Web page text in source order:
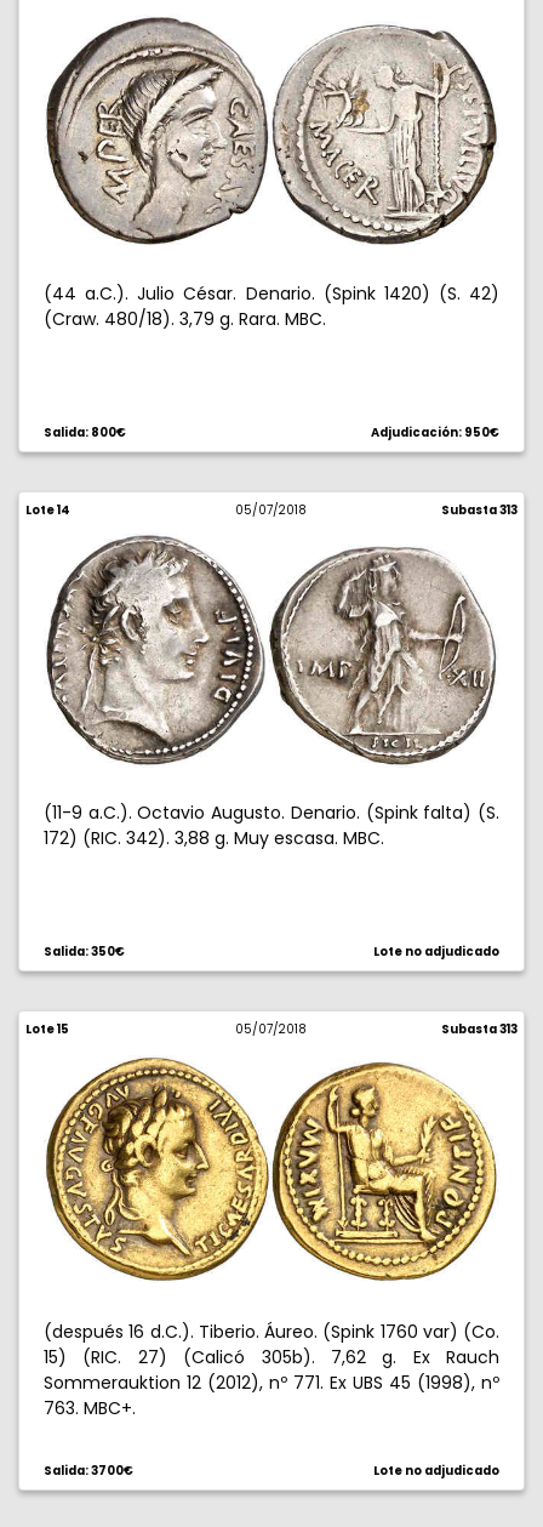
(44 a.C.). Julio César. Denario. (Spink 1420) (S. 42)
(Craw. 480/18). 3,79 g. Rara. MBC.
Salida: 800€ Adjudicación: 950€
Lote 14 05/07/2018 Subasta 313
(11-9 a.C.). Octavio Augusto. Denario. (Spink falta) (S.
172) (RIC. 342). 3,88 g. Muy escasa. MBC.
Salida: 350€ Lote no adjudicado
Lote 15 05/07/2018 Subasta 313
(después 16 d.C.). Tiberio. Áureo. (Spink 1760 var) (Co.
15) (RIC. 27) (Calicó 305b). 7,62 g. Ex Rauch
Sommerauktion 12 (2012), nº 771. Ex UBS 45 (1998), nº
763. MBC+.
Salida: 3700€ Lote no adjudicado